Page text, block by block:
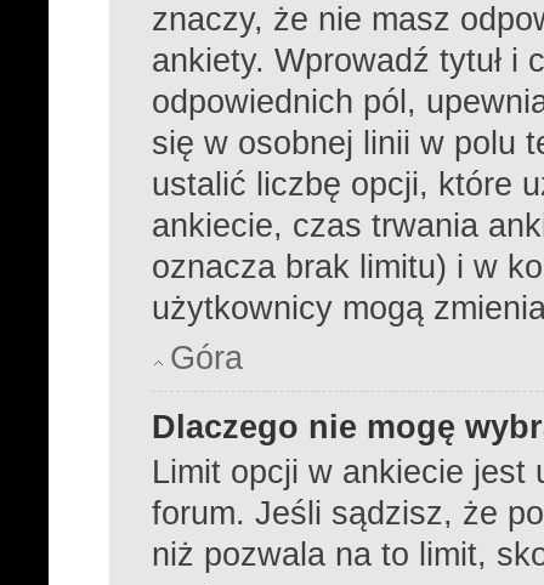
znaczy, że nie masz
ankiety. Wprowadź tytuł i
odpowiednich pól,
się w osobnej linii w polu
ustalić liczbę opcji, które
ankiecie, czas trwania
oznacza brak limitu) i w
użytkownicy mogą
Góra
Dlaczego nie mogę
Limit opcji w ankiecie jest
forum. Jeśli sądzisz, że
niż pozwala na to limit,